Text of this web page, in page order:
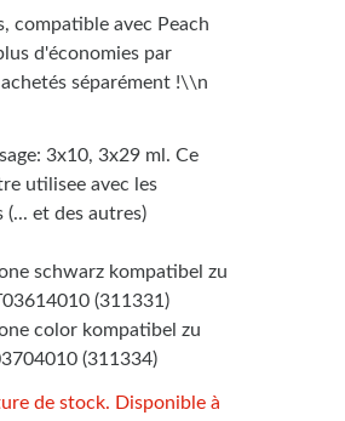
compatible avec Peach
d'économies par
séparément !\\n
3x10, 3x29 ml. Ce
utilisee avec les
et des autres)
schwarz kompatibel zu
(311331)
color kompatibel zu
(311334)
de stock. Disponible à